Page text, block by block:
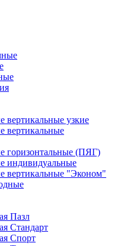
вертикальные узкие
вертикальные
горизонтальные (ПЯГ)
индивидуальные
вертикальные "Эконом"
Пазл
Стандарт
Спорт